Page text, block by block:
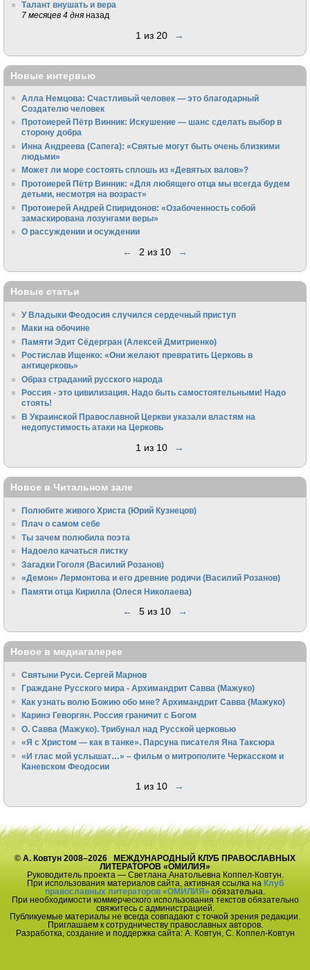
Талант внушать и вера
7 месяцев 4 дня назад
1 из 20 →
Новые интервью
Алла Немцова: Счастливый человек — это благодарный
Создателю человек
Протоиерей Пётр Винник: Искушение — шанс сделать выбор в
сторону добра
Инна Андреева (Сапега): «Святые могут быть очень близкими
людьми»
Может ли море состоять сплошь из «Девятых валов»?
Протоиерей Пётр Винник: «Для любящего отца мы всегда будем
детьми, несмотря на возраст»
Протоиерей Андрей Спиридонов: «Озабоченность собой
замаскирована лозунгами веры»
О рассуждении и осуждении
← 2 из 10 →
Новые статьи
У Владыки Феодосия случился сердечный приступ
Маки на обочине
Памяти Эдит Сёдергран (Алексей Дмитриенко)
Ростислав Ищенко: «Они желают превратить Церковь в
антицерковь»
Образ страданий русского народа
Россия - это цивилизация. Надо быть самостоятельными! Надо
стоять!
В Украинской Православной Церкви указали властям на
недопустимость атаки на Церковь
1 из 10 →
Новое в Читальном зале
Полюбите живого Христа (Юрий Кузнецов)
Плач о самом себе
Ты зачем полюбила поэта
Надоело качаться листку
Загадки Гоголя (Василий Розанов)
«Демон» Лермонтова и его древние родичи (Василий Розанов)
Памяти отца Кирилла (Олеся Николаева)
← 5 из 10 →
Новое в медиагалерее
Святыни Руси. Сергей Марнов
Граждане Русского мира - Архимандрит Савва (Мажуко)
Как узнать волю Божию обо мне? Архимандрит Савва (Мажуко)
Каринэ Геворгян. Россия граничит с Богом
О. Савва (Мажуко). Трибунал над Русской церковью
«Я с Христом — как в танке». Парсуна писателя Яна Таксюра
«И глас мой услышат…» – фильм о митрополите Черкасском и
Каневском Феодосии
1 из 10 →
© А. Ковтун 2008–2026 МЕЖДУНАРОДНЫЙ КЛУБ ПРАВОСЛАВНЫХ
ЛИТЕРАТОРОВ «ОМИЛИЯ»
Руководитель проекта — Светлана Анатольевна Коппел-Ковтун.
При использования материалов сайта, активная ссылка на Клуб
православных литераторов «ОМИЛИЯ» обязательна.
При необходимости коммерческого использования текстов обязательно
свяжитесь с администрацией.
Публикуемые материалы не всегда совпадают с точкой зрения редакции.
Приглашаем к сотрудничеству православных авторов.
Разработка, создание и поддержка сайта: А. Ковтун, С. Коппел-Ковтун